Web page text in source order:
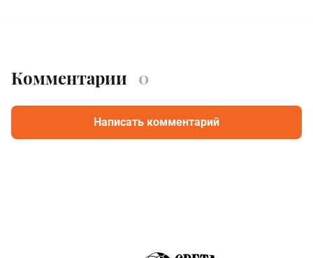
Комментарии 0
Написать комментарий